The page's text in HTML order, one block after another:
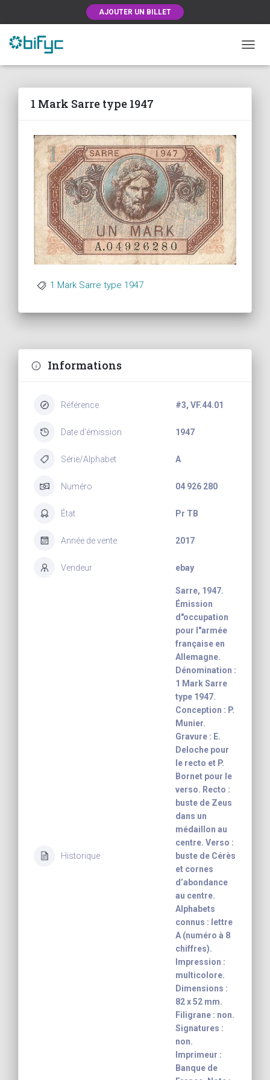
AJOUTER UN BILLET
1 Mark Sarre type 1947
1 Mark Sarre type 1947
Informations
Référence #3, VF.44.01
Date d'émission 1947
Série/Alphabet A
Numéro 04 926 280
État Pr TB
Année de vente 2017
Vendeur ebay
Historique
Sarre, 1947.
Émission
d"occupation
pour l"armée
française en
Allemagne.
Dénomination :
1 Mark Sarre
type 1947.
Conception : P.
Munier.
Gravure : E.
Deloche pour
le recto et P.
Bornet pour le
verso. Recto :
buste de Zeus
dans un
médaillon au
centre. Verso :
buste de Cérès
et cornes
d’abondance
au centre.
Alphabets
connus : lettre
A (numéro à 8
chiffres).
Impression :
multicolore.
Dimensions :
82 x 52 mm.
Filigrane : non.
Signatures :
non.
Imprimeur :
Banque de